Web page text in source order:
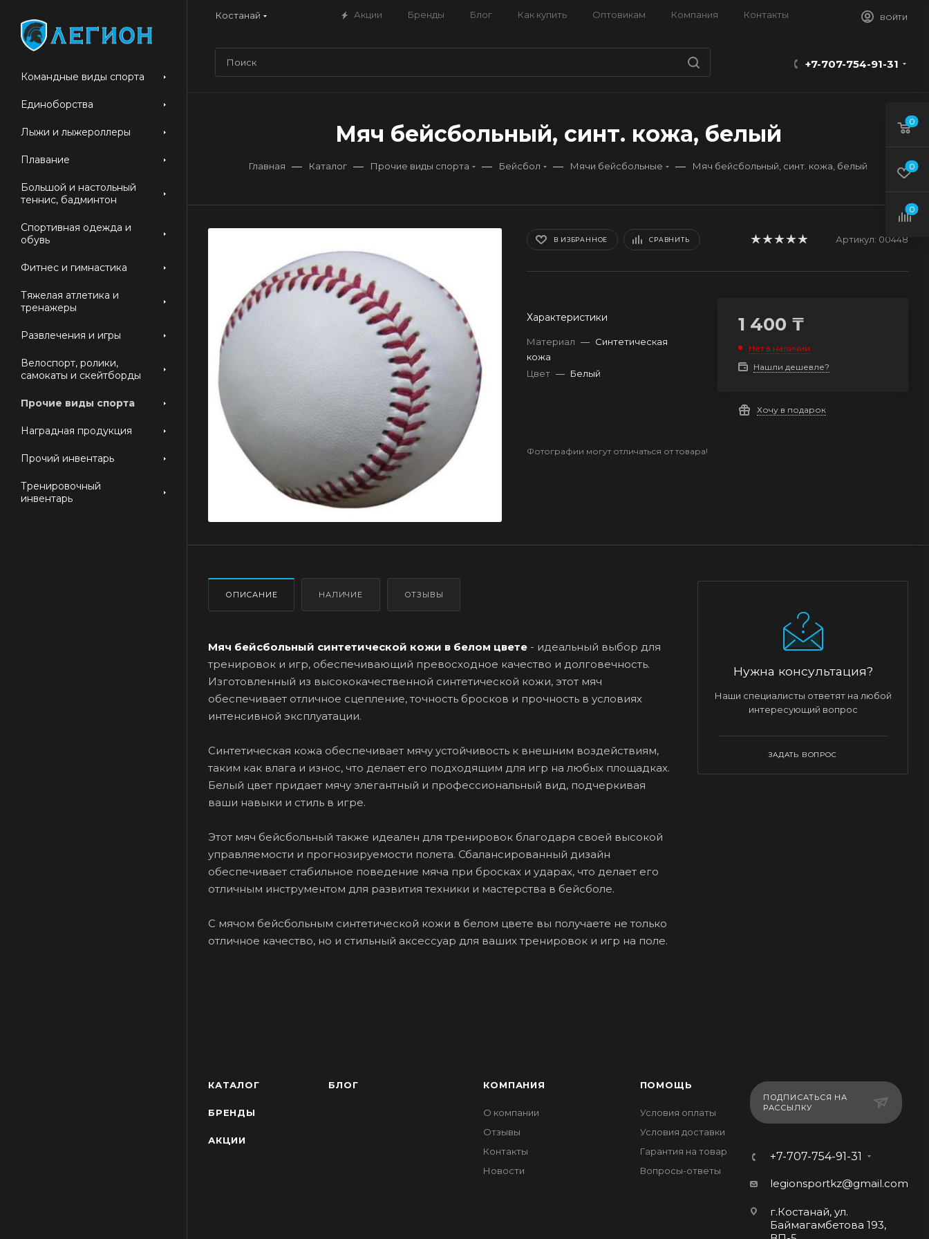
Костанай Акции Бренды Блог Как купить Оптовикам Компания Контакты ВОЙТИ
+7-707-754-91-31
Командные виды спорта
Единоборства
Лыжи и лыжероллеры
Плавание
Большой и настольный
теннис, бадминтон
Спортивная одежда и
обувь
Фитнес и гимнастика
Тяжелая атлетика и
тренажеры
Развлечения и игры
Велоспорт, ролики,
самокаты и скейтборды
Прочие виды спорта
Наградная продукция
Прочий инвентарь
Тренировочный
инвентарь
Мяч бейсбольный, синт. кожа, белый
Главная — Каталог — Прочие виды спорта — Бейсбол — Мячи бейсбольные — Мяч бейсбольный, синт. кожа, белый
В ИЗБРАННОЕ СРАВНИТЬ Артикул: 00448
Характеристики
Материал — Синтетическая
кожа
Цвет — Белый
1 400 ₸
Нет в наличии
Нашли дешевле?
Хочу в подарок
Фотографии могут отличаться от товара!
ОПИСАНИЕ НАЛИЧИЕ ОТЗЫВЫ
Мяч бейсбольный синтетической кожи в белом цвете - идеальный выбор для
тренировок и игр, обеспечивающий превосходное качество и долговечность.
Изготовленный из высококачественной синтетической кожи, этот мяч
обеспечивает отличное сцепление, точность бросков и прочность в условиях
интенсивной эксплуатации.
Синтетическая кожа обеспечивает мячу устойчивость к внешним воздействиям,
таким как влага и износ, что делает его подходящим для игр на любых площадках.
Белый цвет придает мячу элегантный и профессиональный вид, подчеркивая
ваши навыки и стиль в игре.
Этот мяч бейсбольный также идеален для тренировок благодаря своей высокой
управляемости и прогнозируемости полета. Сбалансированный дизайн
обеспечивает стабильное поведение мяча при бросках и ударах, что делает его
отличным инструментом для развития техники и мастерства в бейсболе.
С мячом бейсбольным синтетической кожи в белом цвете вы получаете не только
отличное качество, но и стильный аксессуар для ваших тренировок и игр на поле.
Нужна консультация?
Наши специалисты ответят на любой
интересующий вопрос
ЗАДАТЬ ВОПРОС
КАТАЛОГ
БРЕНДЫ
АКЦИИ
БЛОГ КОМПАНИЯ
О компании
Отзывы
Контакты
Новости
ПОМОЩЬ
Условия оплаты
Условия доставки
Гарантия на товар
Вопросы-ответы
ПОДПИСАТЬСЯ НА
РАССЫЛКУ
+7-707-754-91-31
legionsportkz@gmail.com
г.Костанай, ул.
Баймагамбетова 193,
0
0
0